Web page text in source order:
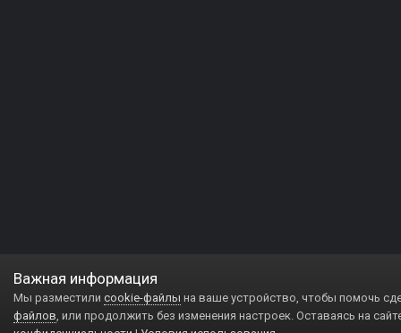
Важная информация
Мы разместили cookie-файлы на ваше устройство, чтобы помочь
файлов, или продолжить без изменения настроек. Оставаясь на